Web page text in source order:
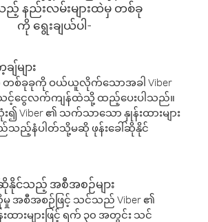
နည်းလမ်းများထဲမှ တစ်ခု
ကို ရွေးချယ်ပါ-
များ
စ်ခုခုကို ဝယ်ယူလိုက်သောအခါ Viber
င့်ငွေလက်ကျန်ထဲသို့ ထည့်ပေးပါသည်။
Viber ၏ သက်သာသော နှုန်းထားများ
မည်သည့်နံပါတ်သို့မဆို ဖုန်းခေါ်ဆိုနိုင်
ဆိုနိုင်သည့် အစီအစဉ်များ
မှု အစီအစဉ်ဖြင့် သင်သည် Viber ၏
ားများဖြင့် ရက် ၃၀ အတွင်း သင်